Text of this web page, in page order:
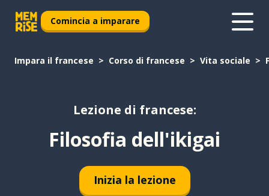
Comincia a imparare
Impara il francese Corso di francese Vita sociale
Lezione di francese:
Filosofia dell'ikigai
Inizia la lezione